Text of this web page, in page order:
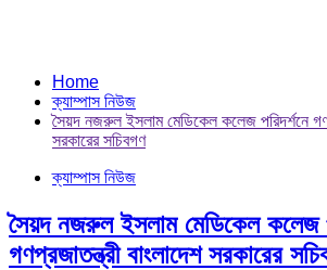
Home
ক্যাম্পাস নিউজ
সৈয়দ নজরুল ইসলাম মেডিকেল কলেজ পরিদর্শনে
সরকারের সচিবগণ
ক্যাম্পাস নিউজ
সৈয়দ নজরুল ইসলাম মেডিকেল কলেজ
গণপ্রজাতন্ত্রী বাংলাদেশ সরকারের